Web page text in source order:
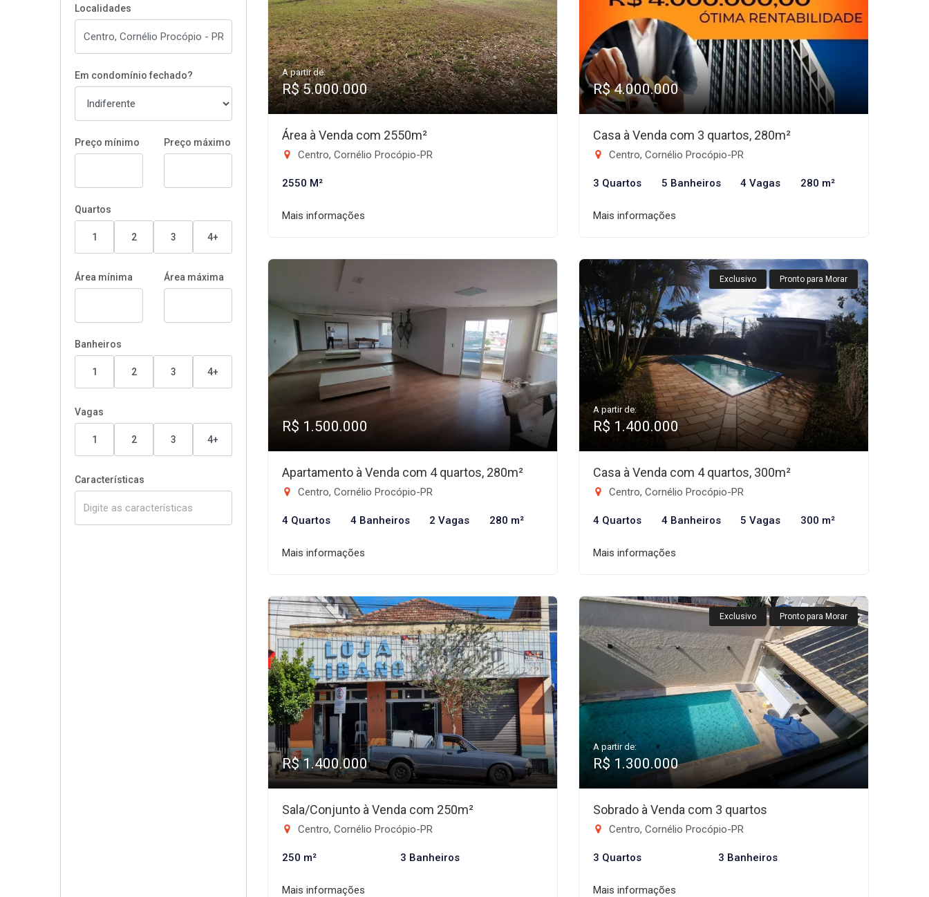
Localidades
Em condomínio fechado?
Preço mínimo Preço máximo
Quartos
1 2 3 4+
Área mínima Área máxima
Banheiros
1 2 3 4+
Vagas
1 2 3 4+
Características
A partir de:
R$ 5.000.000
Área à Venda com 2550m²
Centro, Cornélio Procópio-PR
2550 M²
Mais informações
R$ 4.000.000
Casa à Venda com 3 quartos, 280m²
Centro, Cornélio Procópio-PR
3 Quartos 5 Banheiros 4 Vagas 280 m²
Mais informações
R$ 1.500.000
Apartamento à Venda com 4 quartos, 280m²
Centro, Cornélio Procópio-PR
4 Quartos 4 Banheiros 2 Vagas 280 m²
Mais informações
Exclusivo Pronto para Morar
A partir de:
R$ 1.400.000
Casa à Venda com 4 quartos, 300m²
Centro, Cornélio Procópio-PR
4 Quartos 4 Banheiros 5 Vagas 300 m²
Mais informações
R$ 1.400.000
Sala/Conjunto à Venda com 250m²
Centro, Cornélio Procópio-PR
250 m² 3 Banheiros
Mais informações
Exclusivo Pronto para Morar
A partir de:
R$ 1.300.000
Sobrado à Venda com 3 quartos
Centro, Cornélio Procópio-PR
3 Quartos 3 Banheiros
Mais informações